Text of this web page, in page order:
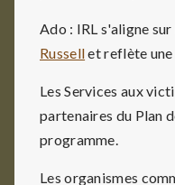
Ado : IRL s'aligne
Russellet reflète
Les Services aux
partenaires du Plan
programme.
Les organismes